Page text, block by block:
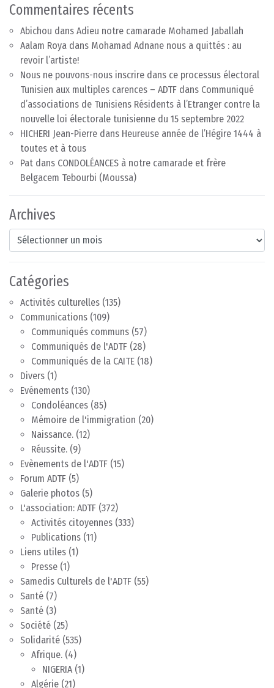
Commentaires récents
Abichou dans Adieu notre camarade Mohamed Jaballah
Aalam Roya dans Mohamad Adnane nous a quittés : au
revoir l’artiste!
Nous ne pouvons-nous inscrire dans ce processus électoral
Tunisien aux multiples carences – ADTF dans Communiqué
d’associations de Tunisiens Résidents à l’Etranger contre la
nouvelle loi électorale tunisienne du 15 septembre 2022
HICHERI Jean-Pierre dans Heureuse année de l’Hégire 1444 à
toutes et à tous
Pat dans CONDOLÉANCES à notre camarade et frère
Belgacem Tebourbi (Moussa)
Archives
Archives
Catégories
Activités culturelles (135)
Communications (109)
Communiqués communs (57)
Communiqués de l'ADTF (28)
Communiqués de la CAITE (18)
Divers (1)
Evénements (130)
Condoléances (85)
Mémoire de l'immigration (20)
Naissance. (12)
Réussite. (9)
Evènements de l'ADTF (15)
Forum ADTF (5)
Galerie photos (5)
L'association: ADTF (372)
Activités citoyennes (333)
Publications (11)
Liens utiles (1)
Presse (1)
Samedis Culturels de l'ADTF (55)
Santé (7)
Santé (3)
Société (25)
Solidarité (535)
Afrique. (4)
NIGERIA (1)
Algérie (21)